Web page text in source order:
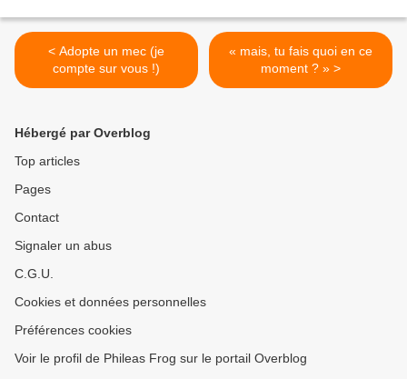
< Adopte un mec (je
compte sur vous !)
« mais, tu fais quoi en ce
moment ? » >
Hébergé par Overblog
Top articles
Pages
Contact
Signaler un abus
C.G.U.
Cookies et données personnelles
Préférences cookies
Voir le profil de Phileas Frog sur le portail Overblog